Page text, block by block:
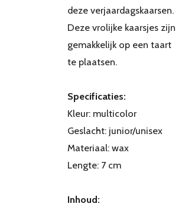
deze verjaardagskaarsen.
Deze vrolijke kaarsjes zijn
gemakkelijk op een taart
te plaatsen.
Specificaties:
Kleur: multicolor
Geslacht: junior/unisex
Materiaal: wax
Lengte: 7 cm
Inhoud: